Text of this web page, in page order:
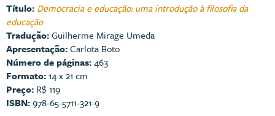
Título: Democracia e educação: uma introdução à filosofia da
educação
Tradução:Guilherme Mirage Umeda
Apresentação:Carlota Boto
Número de páginas:463
Formato:14 x 21 cm
Preço: R$ 119
ISBN:978-65-5711-321-9